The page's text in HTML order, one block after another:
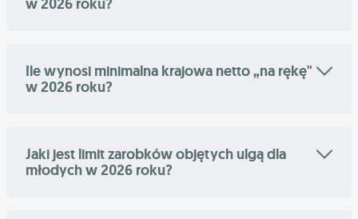
w 2026 roku?
Ile wynosi minimalna krajowa netto „na rękę"
w 2026 roku?
Jaki jest limit zarobków objętych ulgą dla
młodych w 2026 roku?